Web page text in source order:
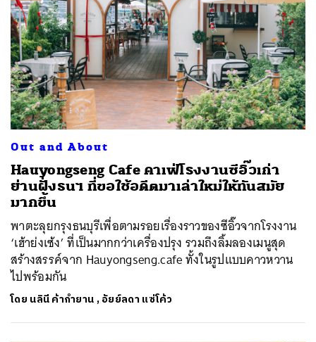
Out and About
Hauyongseng Cafe คาเฟ่โรงงานซีอิ๊วเก่า
ย่านฝั่งธนฯ ที่ขอใช้อดีตมาเล่าใหม่ให้ทันสมัย
มากขึ้น
พาตะลุยกรุงธนบุรีเพื่อตามรอยเรื่องราวของซีอิ๊วจากโรงงาน
‘เฮ้าย่งเซ้ง’ ที่เป็นมากกว่าเครื่องปรุง รวมถึงลิ้มลองเมนูสุด
สร้างสรรค์จาก Hauyongseng.cafe ทั้งในรูปแบบคาวหวาน
ไปพร้อมกัน
โดย นลินี ค้ากำยาน ,อัยย์ลดา แซ่โค้ว